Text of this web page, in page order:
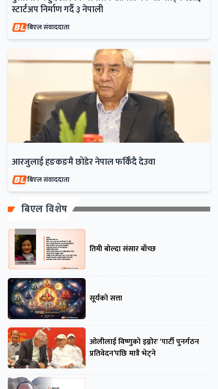
स्टार्टअप निर्माण गर्दै ३ नेपाली
बिएल संवाददाता
आरजुलाई हङकङमै छोडेर नेपाल फर्किँदै देउवा
बिएल संवाददाता
बिएल विशेष
तिमी बोल्दा संसार बाँच्छ
सूर्यको सत्ता
ओलीलाई विष्णुको इग्नोरः ‘पार्टी पुनर्गठन
प्रतिवेदन’पछि मात्रै भेट्ने